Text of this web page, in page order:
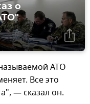
о
АТО
Все это
— сказал он.